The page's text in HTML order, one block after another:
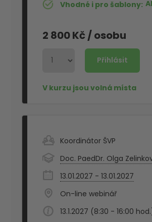
Vhodné i pro šablony
2 800 Kč/ osobu
Koordinátor ŠVP
Doc. PaedDr. Olga
13.01.2027 - 13.01.2027
On-line webinář
13.1.2027 (8:30 - 16:00